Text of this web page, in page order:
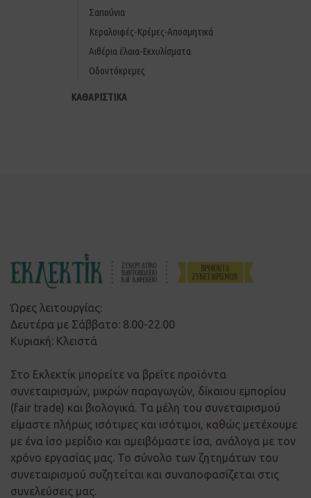
Σαπούνια
Κεραλοιφές-Κρέμες-Αποσμητικά
Αιθέρια έλαια-Εκχυλίσματα
Οδοντόκρεμες
ΚΑΘΑΡΙΣΤΙΚΑ
Ώρες λειτουργίας:
Δευτέρα με Σάββατο: 8.00-22.00
Κυριακή: Κλειστά
Στο Εκλεκτίκ μπορείτε να βρείτε προϊόντα
συνεταιρισμών, μικρών παραγωγών, δίκαιου εμπορίου
(fair trade) και βιολογικά. Τα μέλη του συνεταιρισμού
είμαστε πλήρως ισότιμες και ισότιμοι, καθώς μετέχουμε
με ένα ίσο μερίδιο και αμειβόμαστε ίσα, ανάλογα με τον
χρόνο εργασίας μας. Το σύνολο των ζητημάτων του
συνεταιρισμού συζητείται και συναποφασίζεται στις
συνελεύσεις μας.